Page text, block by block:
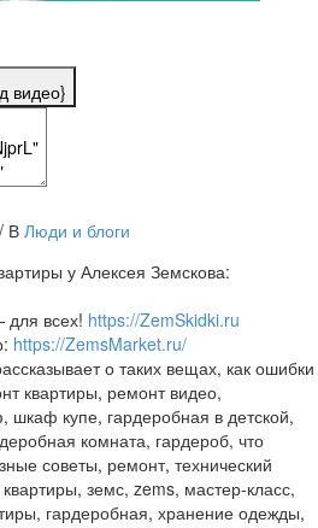
видео}
В Люди и блоги
у Алексея Земскова:
для всех! https://ZemSkidki.ru
https://ZemsMarket.ru/
о таких вещах, как ошибки
квартиры, ремонт видео,
шкаф купе, гардеробная в детской,
комната, гардероб, что
советы, ремонт, технический
земс, zems, мастер-класс,
гардеробная, хранение одежды,